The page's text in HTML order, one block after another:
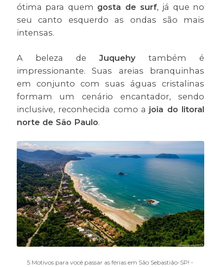
ótima para quem gosta de surf, já que no
seu canto esquerdo as ondas são mais
intensas.
A beleza deJuquehy também é
impressionante. Suas areias branquinhas
em conjunto com suas águas cristalinas
formam um cenário encantador, sendo
inclusive, reconhecida como a joia do litoral
norte de São Paulo.
5 Motivos para você passar as férias em São Sebastião-SP! -